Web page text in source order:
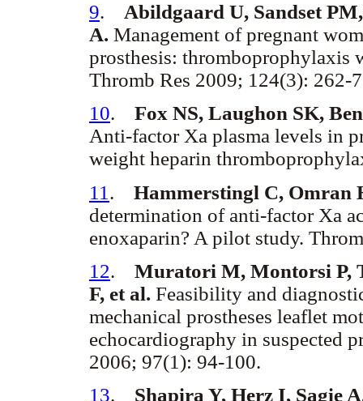
9. Abildgaard U, Sandset
A. Management of pregnant
prosthesis: thromboprophylaxis
Thromb Res 2009; 124(3): 262-
10. Fox NS, Laughon SK,
Anti-factor Xa plasma levels in
weight heparin
11 . Hammerstingl C, Omran
determination of anti-factor Xa
enoxaparin? A pilot study.
12. Muratori M, Montorsi P,
F, et al. Feasibility and
mechanical prostheses leaflet
echocardiography in suspected
2006; 97(1): 94-100.
13. Shapira Y, Herz I, Sagie